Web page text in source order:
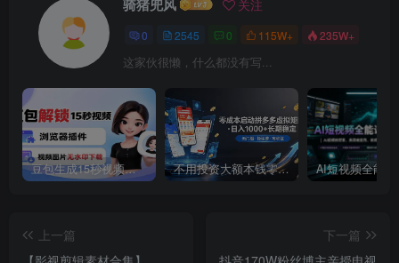
骑猪兜风 关注
0 2545 0 115W+ 235W+
这家伙很懒，什么都没有写...
豆包生成15秒视频——浏览器插件：豆包/Dola 视频图片无水印下载 + 解锁15秒视频生成 不用投资大额本钱零成本启动，做拼多多虚拟矩阵，长期稳定！轻松维持日入 1000
上一篇
下一篇